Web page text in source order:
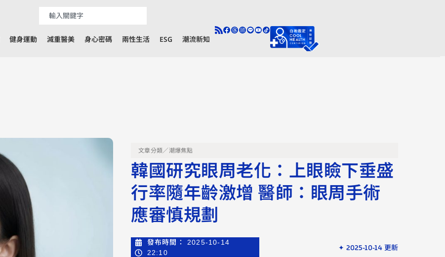
健身運動 減重醫美 身心密碼 兩性生活 ESG 潮流新知
文章分類／潮爆焦點
韓國研究眼周老化：上眼瞼下垂盛
行率隨年齡激增 醫師：眼周手術
應審慎規劃
發布時間：
2025-10-14
22:10
✦ 2025-10-14 更新